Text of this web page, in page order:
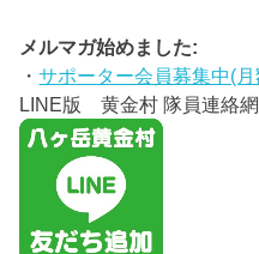
メルマガ始めました:
・サポーター会員募集中(月
LINE版 黄金村 隊員連絡網